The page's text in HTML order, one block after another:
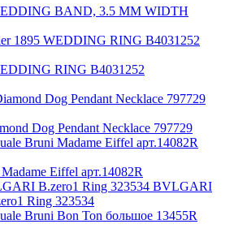
BAND, 3.5 MM WIDTH
RING B4031252
Dog Pendant Necklace 797729
Кольцо Pasquale Bruni Madame Eiffel арт.14082R
BVLGARI
Ring 323534